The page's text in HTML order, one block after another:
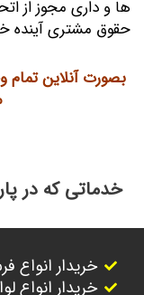
ها و داری مجوز از
حقوق مشتری آینده
بصورت آنلاین
خدماتی که در
خریدار
خریدار انواع